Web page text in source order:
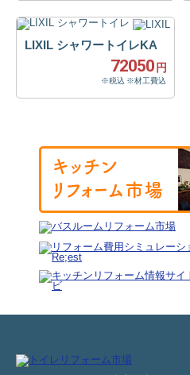
LIXIL シャワートイレKA
72050円
※税込 ※材工費込